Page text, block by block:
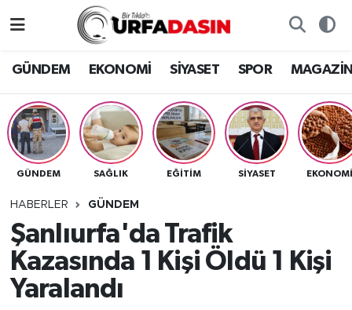
GÜNDEM EKONOMİ SİYASET SPOR
GÜNDEM SAĞLIK EĞITIM SİYASET EKONOMİ
HABERLER GÜNDEM
Şanlıurfa'da Trafik
Kazasında 1 Kişi Öldü 1 Kişi
Yaralandı
EKONOMİ
SİYASET
SPOR
SAĞLIK
TEKNOLOJİ
Gizlilik ve Güvenlik Politikası
İletişim
Nöbetçi Eczaneler
Hava Durumu
Namaz Vakitleri
Trafik Durumu
Süper Lig Puan Durumu ve Fikstür
Tüm Manşetler
Son Dakika Haberleri